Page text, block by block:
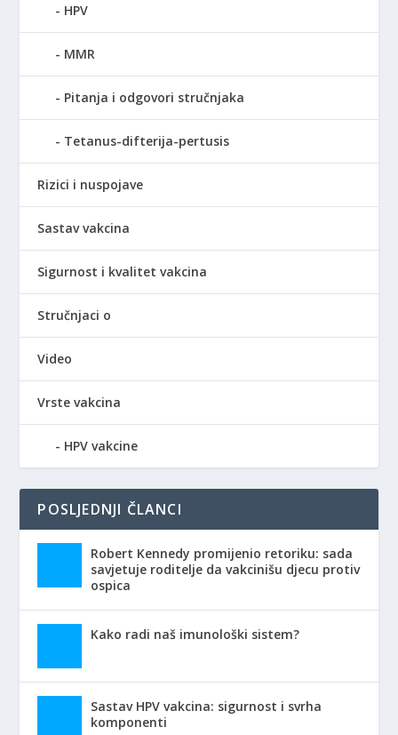
HPV
MMR
Pitanja i odgovori stručnjaka
Tetanus-difterija-pertusis
Rizici i nuspojave
Sastav vakcina
Sigurnost i kvalitet vakcina
Stručnjaci o
Video
Vrste vakcina
HPV vakcine
POSLJEDNJI ČLANCI
Robert Kennedy promijenio retoriku: sada
savjetuje roditelje da vakcinišu djecu protiv
ospica
Kako radi naš imunološki sistem?
Sastav HPV vakcina: sigurnost i svrha
komponenti